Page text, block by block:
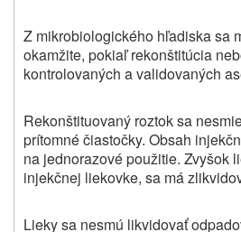
Z mikrobiologického hľadiska sa
okamžite, pokiaľ rekonštitúcia
kontrolovaných a validovaných
Rekonštituovaný roztok sa
prítomné čiastočky. Obsah
na jednorazové použitie. Zvyšok
injekčnej liekovke, sa má
Lieky sa nesmú likvidovať